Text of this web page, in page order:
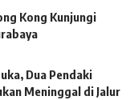
Kong Kunjungi
Dua Pendaki
Meninggal di Jalur